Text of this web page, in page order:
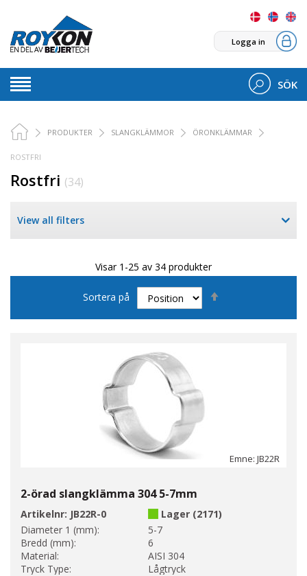
Logga in
SÖK
PRODUKTER SLANGKLÄMMOR ÖRONKLÄMMAR
ROSTFRI
Rostfri (34)
View all filters
Visar 1-25 av 34 produkter
Sortera på
Emne: JB22R
2-örad slangklämma 304 5-7mm
Artikelnr: JB22R-0
Lager (2171)
Diameter 1 (mm):
5-7
Bredd (mm):
6
Material:
AISI 304
Tryck Type:
Lågtryck